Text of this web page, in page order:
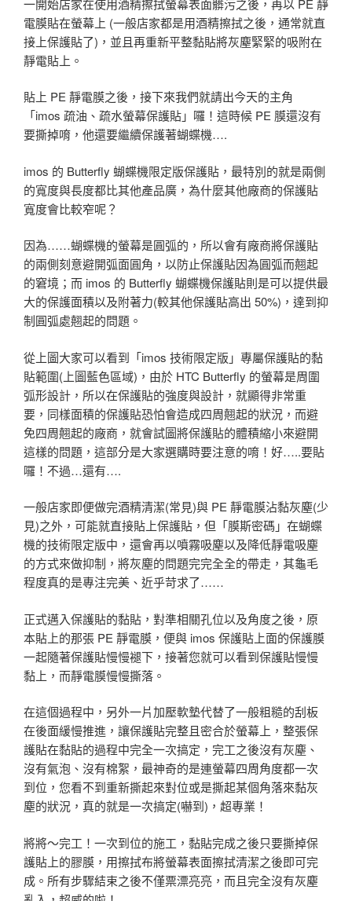
一開始店家在使用酒精擦拭螢幕表面髒污之後，再以 PE 靜
電膜貼在螢幕上 (一般店家都是用酒精擦拭之後，通常就直
接上保護貼了)，並且再重新平整黏貼將灰塵緊緊的吸附在
靜電貼上。
貼上 PE 靜電膜之後，接下來我們就請出今天的主角
「imos 疏油、疏水螢幕保護貼」囉！這時候 PE 膜還沒有
要撕掉唷，他還要繼續保護著蝴蝶機….
imos 的 Butterfly 蝴蝶機限定版保護貼，最特別的就是兩側
的寬度與長度都比其他產品廣，為什麼其他廠商的保護貼
寬度會比較窄呢？
因為……蝴蝶機的螢幕是圓弧的，所以會有廠商將保護貼
的兩側刻意避開弧面圓角，以防止保護貼因為圓弧而翹起
的窘境；而 imos 的 Butterfly 蝴蝶機保護貼則是可以提供最
大的保護面積以及附著力(較其他保護貼高出 50%)，達到抑
制圓弧處翹起的問題。
從上圖大家可以看到「imos 技術限定版」專屬保護貼的黏
貼範圍(上圖藍色區域)，由於 HTC Butterfly 的螢幕是周圍
弧形設計，所以在保護貼的強度與設計，就顯得非常重
要，同樣面積的保護貼恐怕會造成四周翹起的狀況，而避
免四周翹起的廠商，就會試圖將保護貼的體積縮小來避開
這樣的問題，這部分是大家選購時要注意的唷！好…..要貼
囉！不過…還有….
一般店家即便做完酒精清潔(常見)與 PE 靜電膜沾黏灰塵(少
見)之外，可能就直接貼上保護貼，但「膜斯密碼」在蝴蝶
機的技術限定版中，還會再以噴霧吸塵以及降低靜電吸塵
的方式來做抑制，將灰塵的問題完完全全的帶走，其龜毛
程度真的是專注完美、近乎苛求了……
正式邁入保護貼的黏貼，對準相關孔位以及角度之後，原
本貼上的那張 PE 靜電膜，便與 imos 保護貼上面的保護膜
一起隨著保護貼慢慢褪下，接著您就可以看到保護貼慢慢
黏上，而靜電膜慢慢撕落。
在這個過程中，另外一片加壓軟墊代替了一般粗糙的刮板
在後面緩慢推進，讓保護貼完整且密合於螢幕上，整張保
護貼在黏貼的過程中完全一次搞定，完工之後沒有灰塵、
沒有氣泡、沒有棉絮，最神奇的是連螢幕四周角度都一次
到位，您看不到重新撕起來對位或是撕起某個角落來黏灰
塵的狀況，真的就是一次搞定(嚇到)，超專業！
將將～完工！一次到位的施工，黏貼完成之後只要撕掉保
護貼上的膠膜，用擦拭布將螢幕表面擦拭清潔之後即可完
成。所有步驟結束之後不僅票漂亮亮，而且完全沒有灰塵